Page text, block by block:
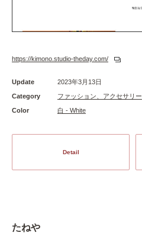
https://kimono.studio-theday.com/
Update
2023年3月13日
Category
ファッション、アクセサリー
Color
白 - White
Detail
たねや